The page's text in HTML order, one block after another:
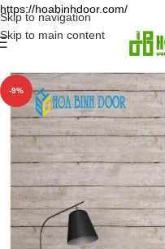
https://hoabinhdoor.com/
Skip to navigation
Skip to main content
-9%